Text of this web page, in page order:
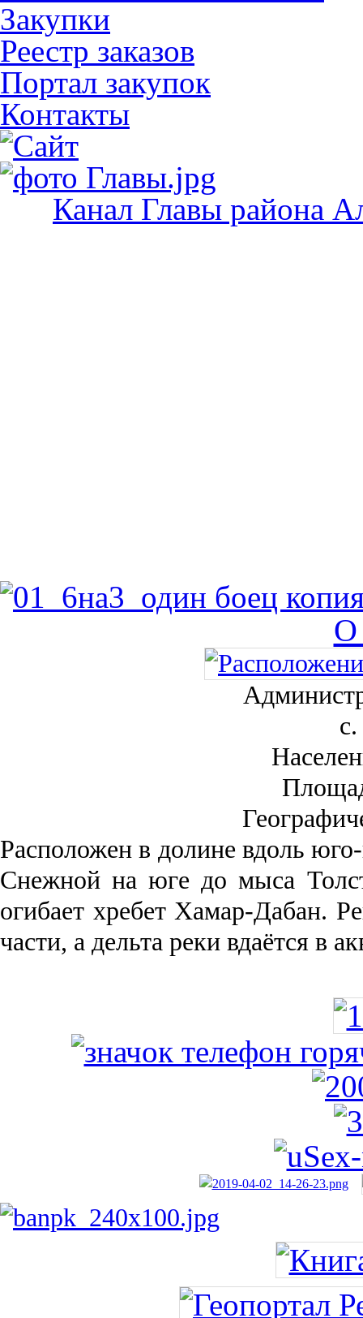
Закупки
Реестр заказов
Портал закупок
Контакты
Канал Главы района
О
Рас­положен в долине вдоль
Снежной на юге до мыса
огибает хребет Хамар-Дабан.
части, а дельта реки вда­ётся в